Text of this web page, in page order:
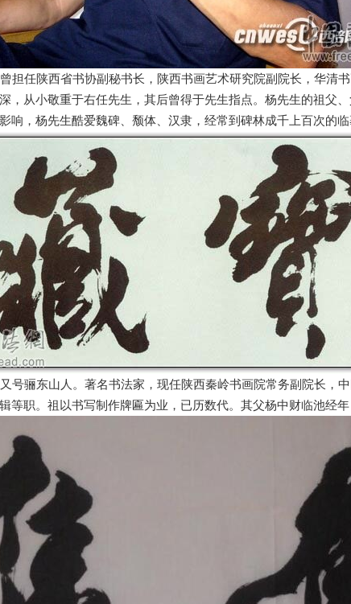
担任陕西省书协副秘书长，陕西书画艺术研究院副院长，华清
，从小敬重于右任先生，其后曾得于先生指点。杨先生的祖父
，杨先生酷爱魏碑、颓体、汉隶，经常到碑林成千上百次的临
号骊东山人。著名书法家，现任陕西秦岭书画院常务副院长，
职。祖以书写制作牌匾为业，已历数代。其父杨中财临池经年